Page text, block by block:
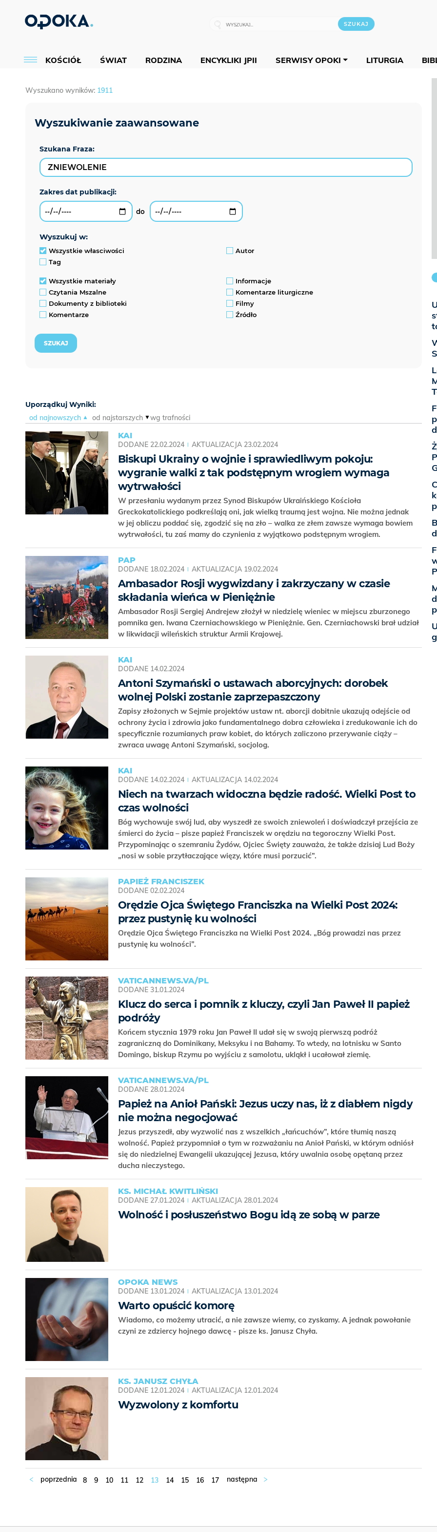
KOŚCIÓŁ ŚWIAT RODZINA ENCYKLIKI JPII SERWISY OPOKI LITURGIA
Wyszukano wyników: 1911
Szukana Fraza:
wyszukuj w:
Wszystkie własciwości
Autor
Tag
Wszystkie materiały
Informacje
Czytania Mszalne
Komentarze liturgiczne
Dokumenty z biblioteki
Filmy
Komentarze
Źródło
Uporządkuj Wyniki:
od najnowszych
od najstarszych wg trafności
KAI
DODANE 22.02.2024 AKTUALIZACJA 23.02.2024
Biskupi Ukrainy o wojnie i sprawiedliwym pokoju:
wygranie walki z tak podstępnym wrogiem wymaga
wytrwałości
W przesłaniu wydanym przez Synod Biskupów Ukraińskiego Kościoła
Greckokatolickiego podkreślają oni, jak wielką traumą jest wojna. Nie można jednak
w jej obliczu poddać się, zgodzić się na zło – walka ze złem zawsze wymaga bowiem
wytrwałości, tu zaś mamy do czynienia z wyjątkowo podstępnym wrogiem.
PAP
DODANE 18.02.2024 AKTUALIZACJA 19.02.2024
Ambasador Rosji wygwizdany i zakrzyczany w czasie
składania wieńca w Pieniężnie
Ambasador Rosji Sergiej Andrejew złożył w niedzielę wieniec w miejscu zburzonego
pomnika gen. Iwana Czerniachowskiego w Pieniężnie. Gen. Czerniachowski brał udział
w likwidacji wileńskich struktur Armii Krajowej.
KAI
DODANE 14.02.2024
Antoni Szymański o ustawach aborcyjnych: dorobek
wolnej Polski zostanie zaprzepaszczony
Zapisy złożonych w Sejmie projektów ustaw nt. aborcji dobitnie ukazują odejście od
ochrony życia i zdrowia jako fundamentalnego dobra człowieka i zredukowanie ich do
specyficznie rozumianych praw kobiet, do których zaliczono przerywanie ciąży –
zwraca uwagę Antoni Szymański, socjolog.
KAI
DODANE 14.02.2024 AKTUALIZACJA 14.02.2024
Niech na twarzach widoczna będzie radość. Wielki Post to
czas wolności
Bóg wychowuje swój lud, aby wyszedł ze swoich zniewoleń i doświadczył przejścia ze
śmierci do życia – pisze papież Franciszek w orędziu na tegoroczny Wielki Post.
Przypominając o szemraniu Żydów, Ojciec Święty zauważa, że także dzisiaj Lud Boży
„nosi w sobie przytłaczające więzy, które musi porzucić”.
PAPIEŻ FRANCISZEK
DODANE 02.02.2024
Orędzie Ojca Świętego Franciszka na Wielki Post 2024:
przez pustynię ku wolności
Orędzie Ojca Świętego Franciszka na Wielki Post 2024. „Bóg prowadzi nas przez
pustynię ku wolności”.
VATICANNEWS.VA/PL
DODANE 31.01.2024
Klucz do serca i pomnik z kluczy, czyli Jan Paweł II papież
podróży
Końcem stycznia 1979 roku Jan Paweł II udał się w swoją pierwszą podróż
zagraniczną do Dominikany, Meksyku i na Bahamy. To wtedy, na lotnisku w Santo
Domingo, biskup Rzymu po wyjściu z samolotu, ukląkł i ucałował ziemię.
VATICANNEWS.VA/PL
DODANE 28.01.2024
Papież na Anioł Pański: Jezus uczy nas, iż z diabłem nigdy
nie można negocjować
Jezus przyszedł, aby wyzwolić nas z wszelkich „łańcuchów”, które tłumią naszą
wolność. Papież przypomniał o tym w rozważaniu na Anioł Pański, w którym odniósł
się do niedzielnej Ewangelii ukazującej Jezusa, który uwalnia osobę opętaną przez
ducha nieczystego.
KS. MICHAŁ KWITLIŃSKI
DODANE 27.01.2024 AKTUALIZACJA 28.01.2024
Wolność i posłuszeństwo Bogu idą ze sobą w parze
OPOKA NEWS
DODANE 13.01.2024 AKTUALIZACJA 13.01.2024
Warto opuścić komorę
Wiadomo, co możemy utracić, a nie zawsze wiemy, co zyskamy. A jednak powołanie
czyni ze zdziercy hojnego dawcę - pisze ks. Janusz Chyła.
KS. JANUSZ CHYŁA
DODANE 12.01.2024 AKTUALIZACJA 12.01.2024
Wyzwolony z komfortu
8 9 10 11 12 13 14 15 16 17